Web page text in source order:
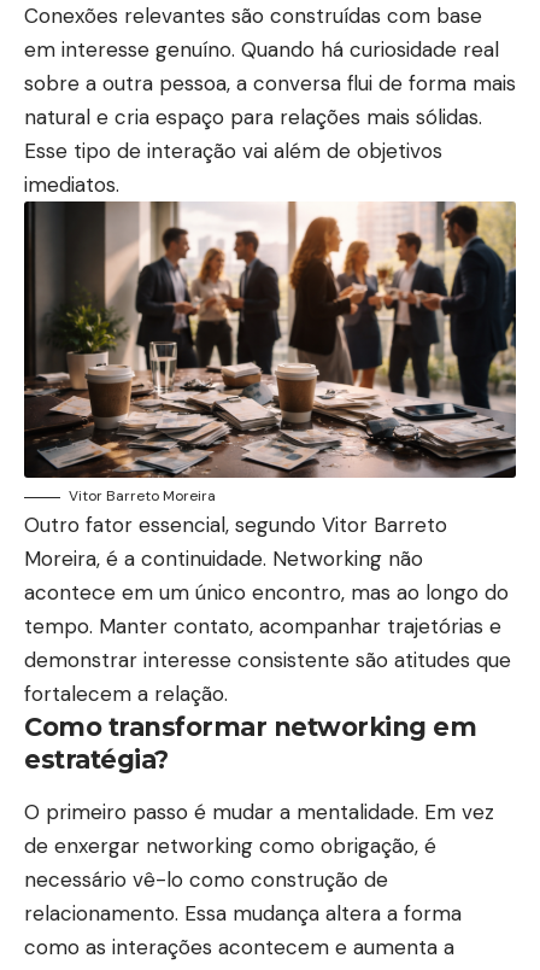
Conexões relevantes são construídas com base
em interesse genuíno. Quando há curiosidade real
sobre a outra pessoa, a conversa flui de forma mais
natural e cria espaço para relações mais sólidas.
Esse tipo de interação vai além de objetivos
imediatos.
Vitor Barreto Moreira
Outro fator essencial, segundo Vitor Barreto
Moreira, é a continuidade. Networking não
acontece em um único encontro, mas ao longo do
tempo. Manter contato, acompanhar trajetórias e
demonstrar interesse consistente são atitudes que
fortalecem a relação.
Como transformar networking em
estratégia?
O primeiro passo é mudar a mentalidade. Em vez
de enxergar networking como obrigação, é
necessário vê-lo como construção de
relacionamento. Essa mudança altera a forma
como as interações acontecem e aumenta a